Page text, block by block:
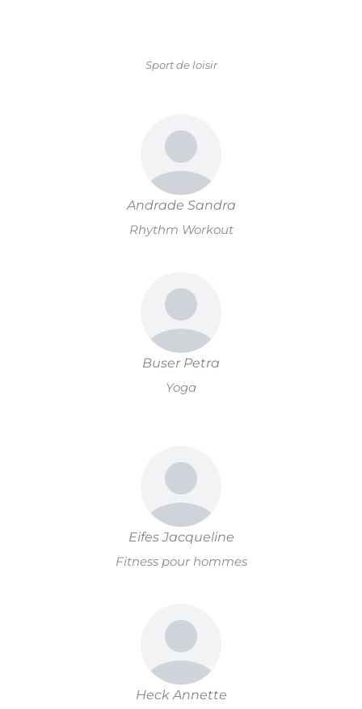
Sport de loisir
Andrade Sandra
Rhythm Workout
Buser Petra
Yoga
Eifes Jacqueline
Fitness pour hommes
Heck Annette